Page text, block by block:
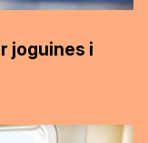
joguines i